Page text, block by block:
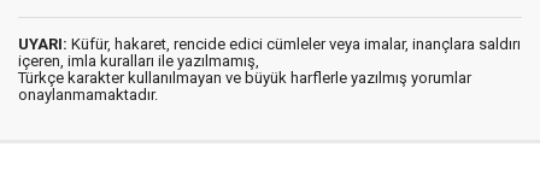
UYARI: Küfür, hakaret, rencide edici cümleler veya imalar, inançlara saldırı
içeren, imla kuralları ile yazılmamış,
Türkçe karakter kullanılmayan ve büyük harflerle yazılmış yorumlar
onaylanmamaktadır.